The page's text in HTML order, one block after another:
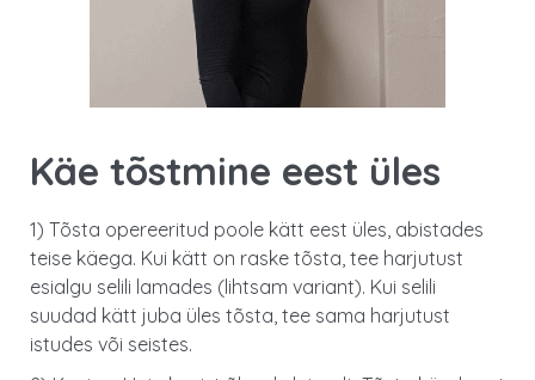
Käe tõstmine eest üles
1) Tõsta opereeritud poole kätt eest üles, abistades
teise käega. Kui kätt on raske tõsta, tee harjutust
esialgu selili lamades (lihtsam variant). Kui selili
suudad kätt juba üles tõsta, tee sama harjutust
istudes või seistes.